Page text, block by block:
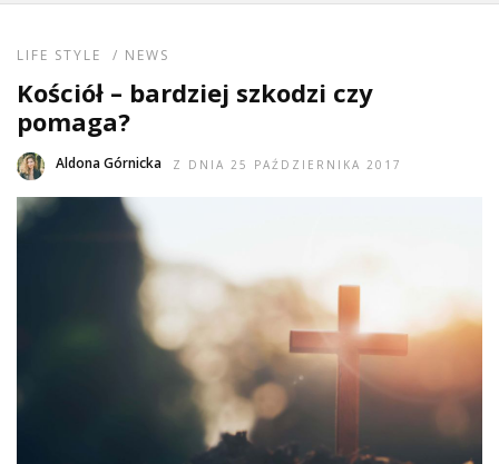
LIFE STYLE / NEWS
Kościół – bardziej szkodzi czy
pomaga?
Aldona Górnicka Z DNIA 25 PAŹDZIERNIKA 2017